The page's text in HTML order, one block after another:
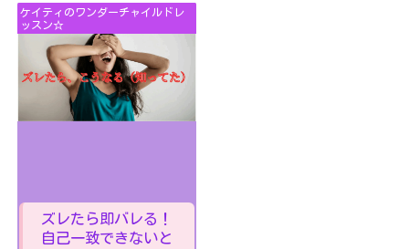
ケイティのワンダーチャイルドレ
ッスン☆
ズレたら即バレる！
自己一致できないと